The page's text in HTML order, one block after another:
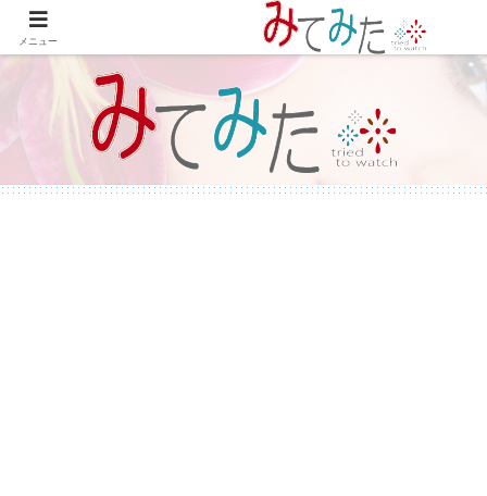
WordPressで綴る情報＆レビュー プラグインの紹介やテーマのカスタマイズ
等も書いてます。
メニュー